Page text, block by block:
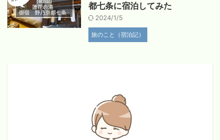
都七条に宿泊してみた
2024/1/5
旅のこと（宿泊記）